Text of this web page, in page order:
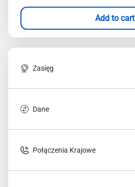
Add to cart
Zasięg
Dane
Połączenia Krajowe